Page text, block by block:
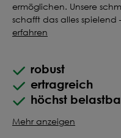
ermöglichen. Unsere
schafft das alles spielend
erfahren
robust
ertragreich
höchst
Mehr anzeigen